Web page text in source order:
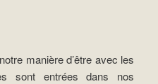
manière d’être avec les
sont entrées dans nos